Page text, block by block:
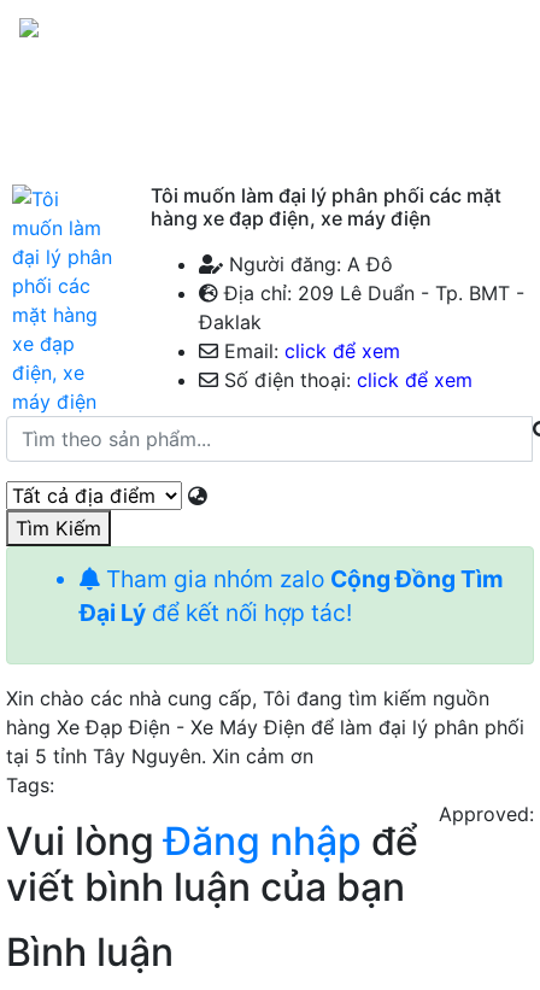
Tôi muốn làm đại lý phân phối các mặt
hàng xe đạp điện, xe máy điện
Người đăng: A Đô
Địa chỉ: 209 Lê Duẩn - Tp. BMT -
Đaklak
Email: click để xem
Số điện thoại: click để xem
Tìm Kiếm
Tham gia nhóm zalo Cộng Đồng Tìm
Đại Lý để kết nối hợp tác!
Xin chào các nhà cung cấp, Tôi đang tìm kiếm nguồn
hàng Xe Đạp Điện - Xe Máy Điện để làm đại lý phân phối
tại 5 tỉnh Tây Nguyên. Xin cảm ơn
Tags:
Approved:
Vui lòngĐăng nhập để
viết bình luận của bạn
Bình luận